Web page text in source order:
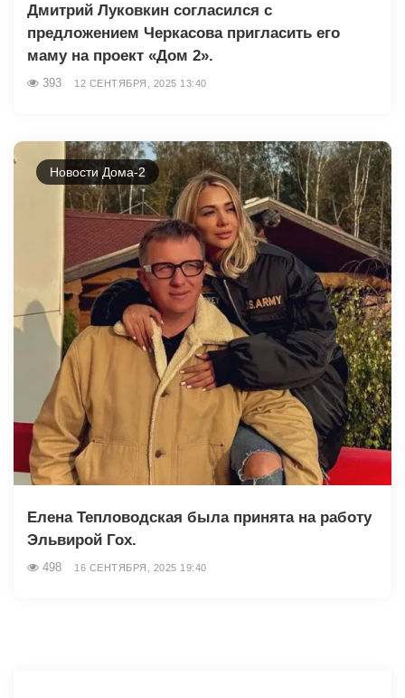
Дмитрий Луковкин согласился с
предложением Черкасова пригласить его
маму на проект «Дом 2».
393 12 СЕНТЯБРЯ, 2025 13:40
Новости Дома-2
Елена Тепловодская была принята на работу
Эльвирой Гох.
498 16 СЕНТЯБРЯ, 2025 19:40